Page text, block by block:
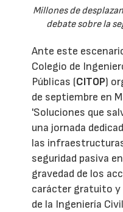
Millones de
debate sobre la
Ante este
Colegio de
Públicas (CITOP)
de septiembre en
'Soluciones que
una jornada
las
seguridad pasiva
gravedad de los
carácter gratuito y
de la Ingeniería